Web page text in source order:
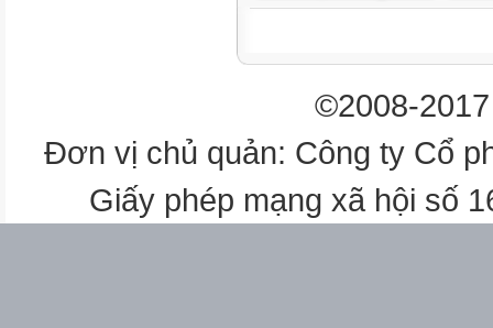
©2008-
Đơn vị chủ quản: Công ty Cổ
Giấy phép mạng xã hội số